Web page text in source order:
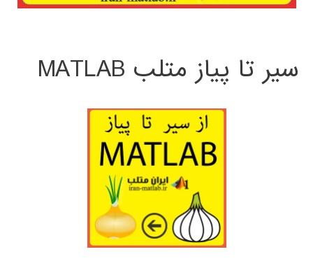
سیر تا پیاز متلب MATLAB